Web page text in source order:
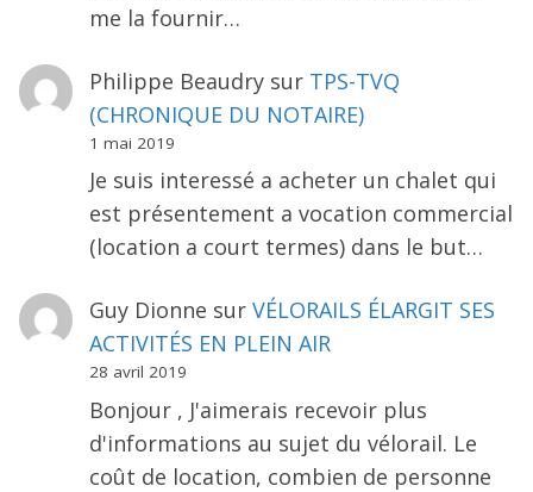
me la fournir…
Philippe Beaudrysur TPS-TVQ
(CHRONIQUE DU NOTAIRE)
1 mai 2019
Je suis interessé a acheter un chalet qui
est présentement a vocation commercial
(location a court termes) dans le but…
Guy Dionne sur VÉLORAILS ÉLARGIT SES
ACTIVITÉS EN PLEIN AIR
28 avril 2019
Bonjour , J'aimerais recevoir plus
d'informations au sujet du vélorail. Le
coût de location, combien de personne